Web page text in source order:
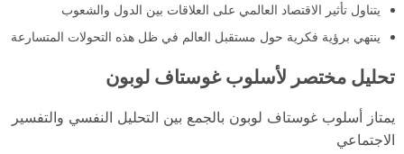
يتناول تأثير الاقتصاد العالمي على العلاقات بين الدول والشعوب
ينتهي برؤية فكرية حول مستقبل العالم في ظل هذه التحولات المتسارعة
تحليل مختصر لأسلوب غوستاف لوبون
يمتاز أسلوب غوستاف لوبون بالجمع بين التحليل النفسي والتفسير
الاجتماعي